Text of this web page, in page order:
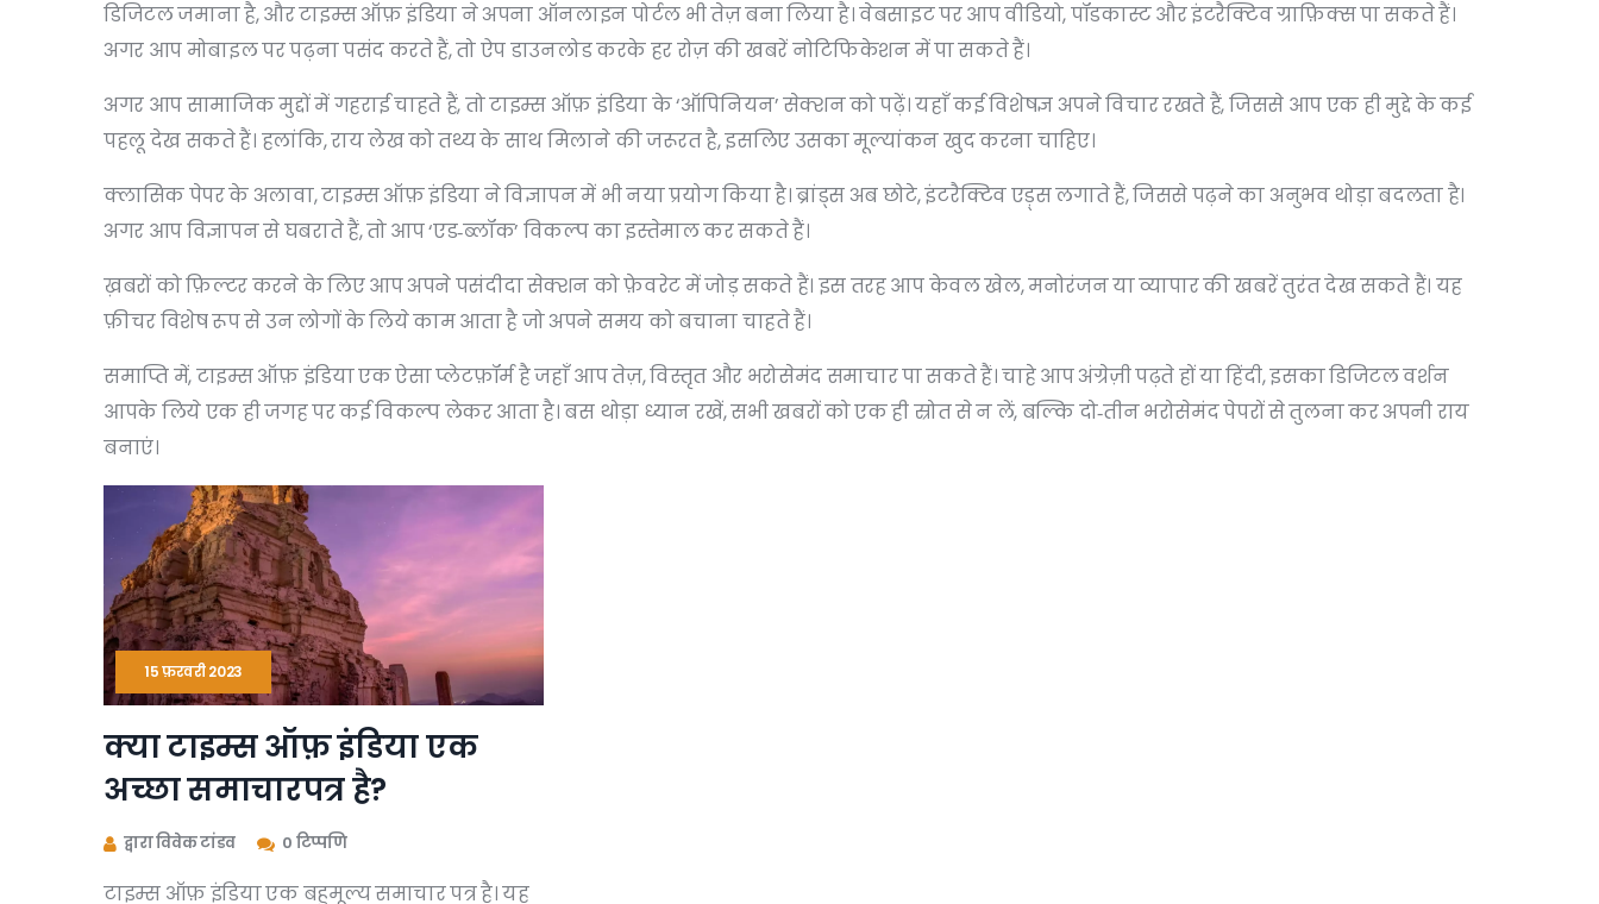
डिजिटल जमाना है, और टाइम्स ऑफ़ इंडिया ने अपना ऑनलाइन पोर्टल भी तेज़ बना लिया है। वेबसाइट पर आप वीडियो, पॉडकास्ट और इंटरैक्टिव ग्राफ़िक्स पा सकते हैं।
अगर आप मोबाइल पर पढ़ना पसंद करते हैं, तो ऐप डाउनलोड करके हर रोज़ की खबरें नोटिफिकेशन में पा सकते हैं।
अगर आप सामाजिक मुद्दों में गहराई चाहते हैं, तो टाइम्स ऑफ़ इंडिया के ‘ऑपिनियन’ सेक्शन को पढ़ें। यहाँ कई विशेषज्ञ अपने विचार रखते हैं, जिससे आप एक ही मुद्दे के कई
पहलू देख सकते हैं। हलांकि, राय लेख को तथ्य के साथ मिलाने की जरूरत है, इसलिए उसका मूल्यांकन खुद करना चाहिए।
क्लासिक पेपर के अलावा, टाइम्स ऑफ़ इंडिया ने विज्ञापन में भी नया प्रयोग किया है। ब्रांड्स अब छोटे, इंटरैक्टिव एड़्स लगाते हैं, जिससे पढ़ने का अनुभव थोड़ा बदलता है।
अगर आप विज्ञापन से घबराते हैं, तो आप ‘एड‑ब्लॉक’ विकल्प का इस्तेमाल कर सकते हैं।
ख़बरों को फ़िल्टर करने के लिए आप अपने पसंदीदा सेक्शन को फ़ेवरेट में जोड़ सकते हैं। इस तरह आप केवल खेल, मनोरंजन या व्यापार की खबरें तुरंत देख सकते हैं। यह
फ़ीचर विशेष रूप से उन लोगों के लिये काम आता है जो अपने समय को बचाना चाहते हैं।
समाप्ति में, टाइम्स ऑफ़ इंडिया एक ऐसा प्लेटफ़ॉर्म है जहाँ आप तेज़, विस्तृत और भरोसेमंद समाचार पा सकते हैं। चाहे आप अंग्रेज़ी पढ़ते हों या हिंदी, इसका डिजिटल वर्शन
आपके लिये एक ही जगह पर कई विकल्प लेकर आता है। बस थोड़ा ध्यान रखें, सभी खबरों को एक ही स्रोत से न लें, बल्कि दो‑तीन भरोसेमंद पेपरों से तुलना कर अपनी राय
बनाएं।
15 फ़रवरी 2023
क्या टाइम्स ऑफ़ इंडिया एक
अच्छा समाचारपत्र है?
द्वारा विवेक टांडव 0 टिप्पणि
टाइम्स ऑफ़ इंडिया एक बहुमूल्य समाचार पत्र है। यह